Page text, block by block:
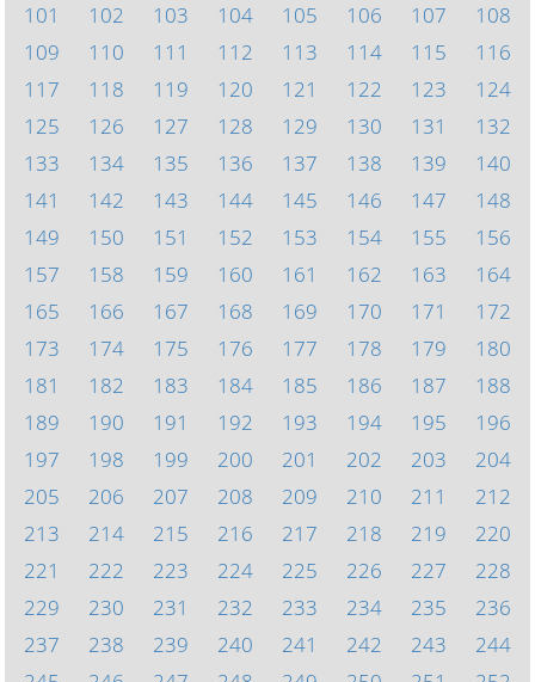
101
102 103 104 105 106 107
108
109
110 111 112 113 114 115
116
117
118 119 120 121 122 123
124
125
126 127 128 129 130 131
132
133
134 135 136 137 138 139
140
141
142 143 144 145 146 147
148
149
150 151 152 153 154 155
156
157
158 159 160 161 162 163
164
165
166 167 168 169 170 171
172
173
174 175 176 177 178 179
180
181
182 183 184 185 186 187
188
189
190 191 192 193 194 195
196
197
198 199 200 201 202 203
204
205
206 207 208 209 210 211
212
213
214 215 216 217 218 219
220
221
222 223 224 225 226 227
228
229
230 231 232 233 234 235
236
237
238 239 240 241 242 243
244